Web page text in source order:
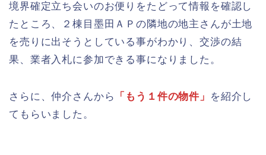
境界確定立ち会いのお便りをたどって情報を確認し
たところ、２棟目墨田ＡＰの隣地の地主さんが土地
を売りに出そうとしている事がわかり、交渉の結
果、業者入札に参加できる事になりました。
さらに、仲介さんから 「もう１件の物件」
を紹介し
てもらいました。